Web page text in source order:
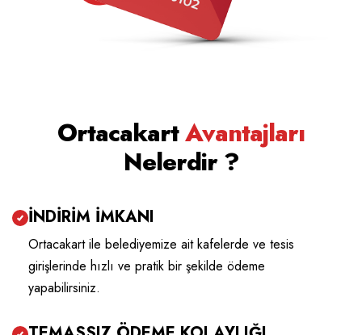
OrtacakartAvantajları
Nelerdir ?
İNDİRİM İMKANI
Ortacakart ile belediyemize ait kafelerde ve tesis
girişlerinde hızlı ve pratik bir şekilde ödeme
yapabilirsiniz.